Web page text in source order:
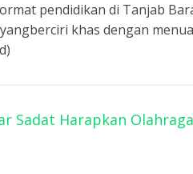
pendidikan di Tanjab
khas dengan
Sadat Harapkan